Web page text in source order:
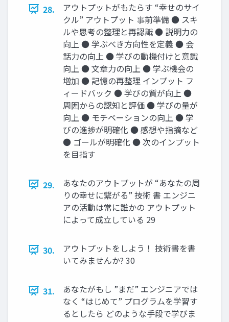
28.
アウトプットがもたらす “幸せのサイ
クル” アウトプット 事前準備 ● スキ
ルや思考の整理と再認識 ● 説明力の
向上 ● 学ぶべき方向性を定義 ● 会
話力の向上 ● 学びの動機付けと意識
向上 ● 文章力の向上 ● 学ぶ機会の
増加 ● 記憶の再整理 インプット フ
ィードバック ● 学びの質が向上 ●
周囲からの認知と評価 ● 学びの量が
向上 ● モチベーションの向上 ● 学
びの進捗が明確化 ● 感想や指摘など
● ゴールが明確化 ● 次のインプット
を目指す
29.
あなたのアウトプットが “あなたの周
りの幸せに繋がる” 技術 書 エンジニ
アの活動は常に誰かの アウトプット
によって成立している 29
30.
アウトプットをしよう！ 技術書を書
いてみませんか? 30
31.
あなたがもし ”まだ” エンジニアでは
なく “はじめて” プログラムを学習す
るとしたら どのような手段で学びま